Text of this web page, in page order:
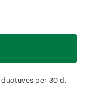
per 30 d.